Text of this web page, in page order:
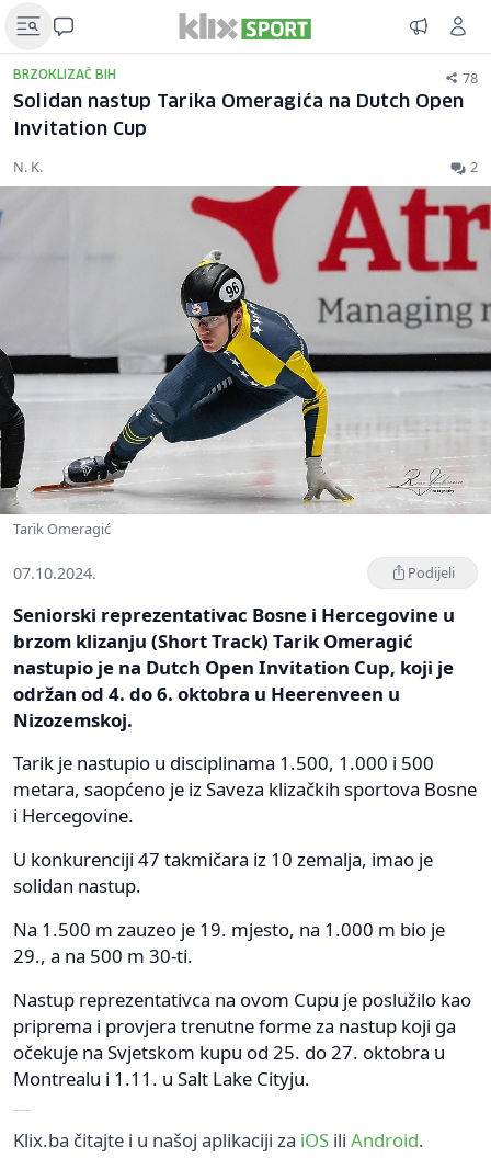
BRZOKLIZAČ BIH 78
Solidan nastup Tarika Omeragića na Dutch Open
Invitation Cup
N. K. 2
Tarik Omeragić
07.10.2024. Podijeli
Seniorski reprezentativac Bosne i Hercegovine u
brzom klizanju (Short Track) Tarik Omeragić
nastupio je na Dutch Open Invitation Cup, koji je
održan od 4. do 6. oktobra u Heerenveen u
Nizozemskoj.
Tarik je nastupio u disciplinama 1.500, 1.000 i 500
metara, saopćeno je iz Saveza klizačkih sportova Bosne
i Hercegovine.
U konkurenciji 47 takmičara iz 10 zemalja, imao je
solidan nastup.
Na 1.500 m zauzeo je 19. mjesto, na 1.000 m bio je
29., a na 500 m 30-ti.
Nastup reprezentativca na ovom Cupu je poslužilo kao
priprema i provjera trenutne forme za nastup koji ga
očekuje na Svjetskom kupu od 25. do 27. oktobra u
Montrealu i 1.11. u Salt Lake Cityju.
Klix.ba čitajte i u našoj aplikaciji za iOS ili Android.